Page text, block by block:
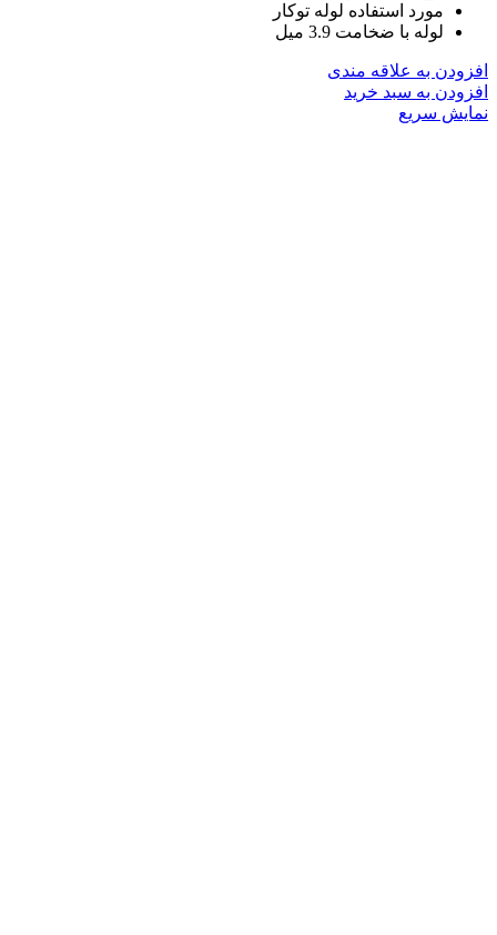
مورد استفاده لوله توکار
لوله با ضخامت 3.9 میل
افزودن به علاقه مندی
افزودن به سبد خرید
نمایش سریع